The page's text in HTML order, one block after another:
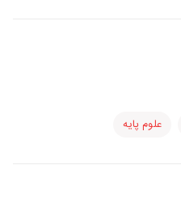
علوم پایه